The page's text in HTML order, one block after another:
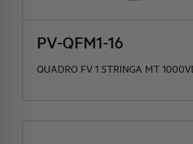
PV-QFM1-16
QUADRO FV 1 STRINGA MT
HQ & TEAM
ATTIVITÀ E MERCATI
IMPEGNO SOCIALE